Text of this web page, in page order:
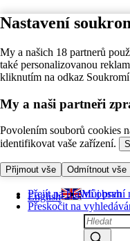
Nastavení
My a našich 18 partnerů
také personalizovanou
kliknutím na odkaz
My a naši partneři
Povolením souborů cookies
identifikovat vaše zařízení.
Přijmout vše Odmítnout vše
Přejít na hlavní obsah
Přeskočit na
English Můj první